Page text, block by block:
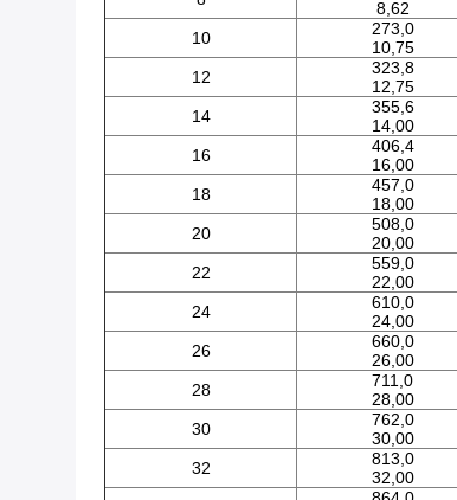
8,62
10
273,0
10,75
12
323,8
12,75
14
355,6
14,00
16
406,4
16,00
18
457,0
18,00
20
508,0
20,00
22
559,0
22,00
24
610,0
24,00
26
660,0
26,00
28
711,0
28,00
30
762,0
30,00
32
813,0
32,00